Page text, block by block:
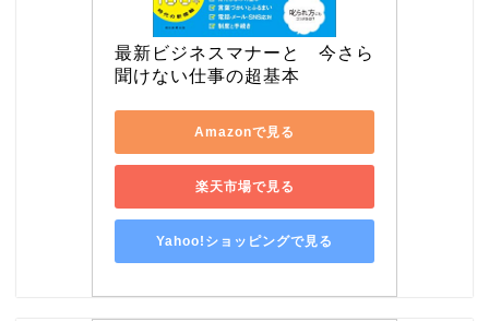
最新ビジネスマナーと　今さら
聞けない仕事の超基本
Amazonで見る
楽天市場で見る
Yahoo!ショッピングで見る